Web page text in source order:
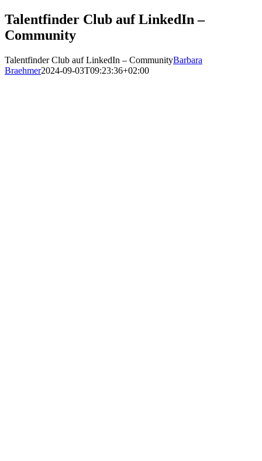
Talentfinder Club auf LinkedIn –
Community
Talentfinder Club auf LinkedIn – CommunityBarbara
Braehmer2024-09-03T09:23:36+02:00